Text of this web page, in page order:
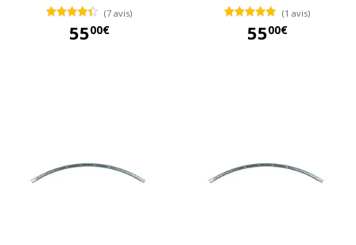
(7 avis)
5500€
(1 avis)
5500€